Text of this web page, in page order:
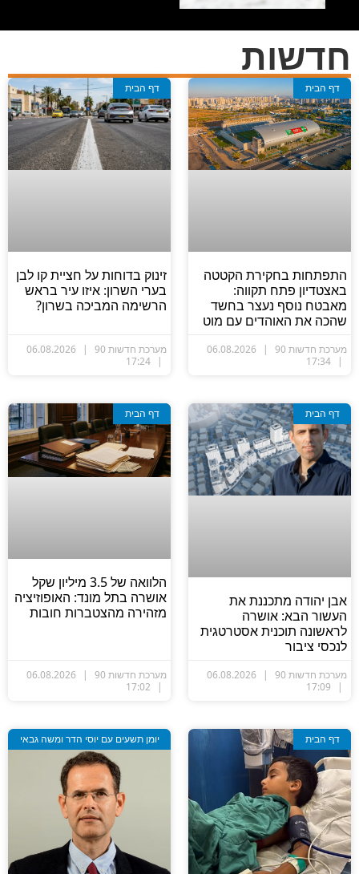
דף הבית
בחקירת הקטטה
פתח תקווה:
נוסף נעצר בחשד
את האוהדים עם מוט
חדשות 90
דף הבית
זינוק בדוחות על חציית קו לבן
בערי השרון: איזו עיר בראש
הרשימה המביכה בשרון?
מערכת חדשות 90
דף הבית
יהודה מתכננת את
הבא: אושרה
תוכנית אסטרטגית
ציבור
חדשות 90
דף הבית
הלוואה של 3.5 מיליון שקל
אושרה בתל מונד: האופוזיציה
מזהירה מהצטברות חובות
מערכת חדשות 90
דף הבית יומן תשעים עם יוסי הדר ומשה גבאי